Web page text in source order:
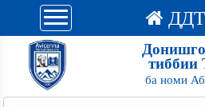
тиббии
ба номи